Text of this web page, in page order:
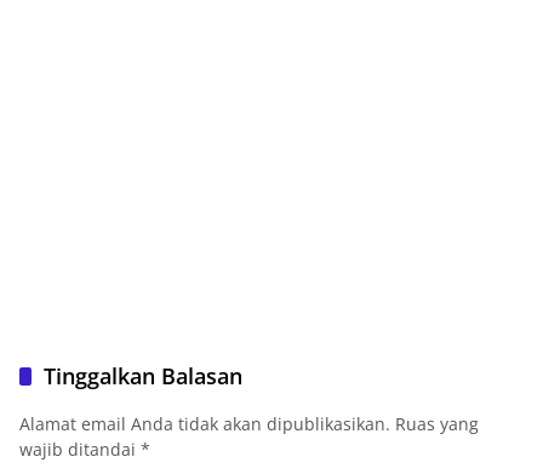
Tinggalkan Balasan
Alamat email Anda tidak akan dipublikasikan. Ruas yang
wajib ditandai *